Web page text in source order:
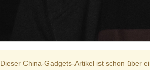
Dieser China-Gadgets-Artikel ist schon über